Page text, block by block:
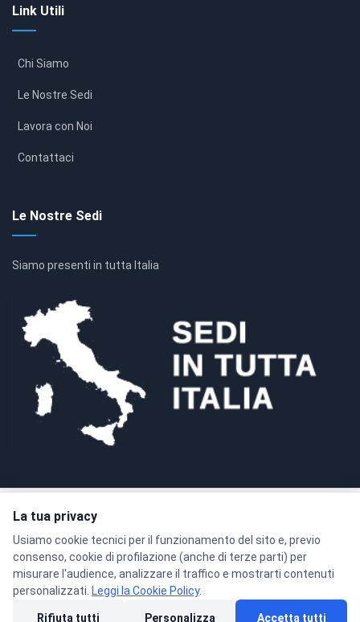
Link Utili
Chi Siamo
Le Nostre Sedi
Lavora con Noi
Contattaci
Le Nostre Sedi
Siamo presenti in tutta Italia
Pagamenti sicuri con crittografia SSL a 128 bit
La tua privacy
Usiamo cookie tecnici per il funzionamento del sito e, previo
consenso, cookie di profilazione (anche di terze parti) per
misurare l'audience, analizzare il traffico e mostrarti contenuti
personalizzati. Leggi la Cookie Policy.
Rifiuta tutti Personalizza Accetta tutti